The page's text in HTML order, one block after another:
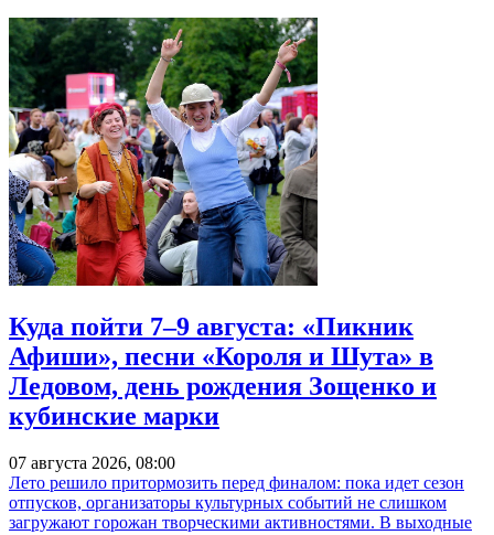
Куда пойти 7–9 августа: «Пикник
Афиши», песни «Короля и Шута» в
Ледовом, день рождения Зощенко и
кубинские марки
07 августа 2026, 08:00
Лето решило притормозить перед финалом: пока идет сезон
отпусков, организаторы культурных событий не слишком
загружают горожан творческими активностями. В выходные